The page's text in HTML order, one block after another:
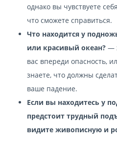
однако вы чувствуете
что сможете справиться.
Что находится у
или красивый океан? —
вас впереди опасность,
знаете, что должны
ваше падение.
Если вы находитесь у
предстоит трудный
видите живописную и